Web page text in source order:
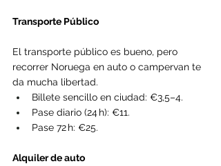
Transporte Público
El transporte público es bueno, pero
recorrer Noruega en auto o campervan te
da mucha libertad.
Billete sencillo en ciudad: €3,5–4.
Pase diario (24 h): €11.
Pase 72 h: €25.
Alquiler de auto